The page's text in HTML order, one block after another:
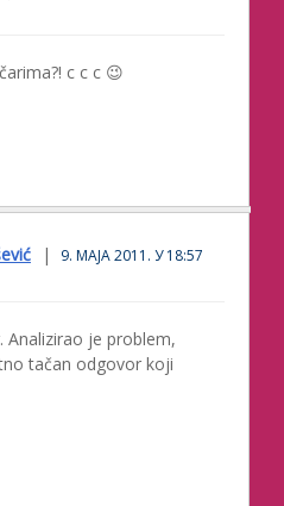
c c c 😉
9. МАЈА 2011. У 18:57
je problem,
tačan odgovor koji